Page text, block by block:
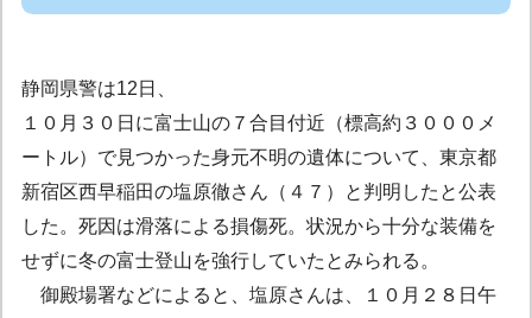
静岡県警は12日、
１０月３０日に富士山の７合目付近（標高約３０００メ
ートル）で見つかった身元不明の遺体について、東京都
新宿区西早稲田の塩原徹さん（４７）と判明したと公表
した。死因は滑落による損傷死。状況から十分な装備を
せずに冬の富士登山を強行していたとみられる。
御殿場署などによると、塩原さんは、１０月２８日午